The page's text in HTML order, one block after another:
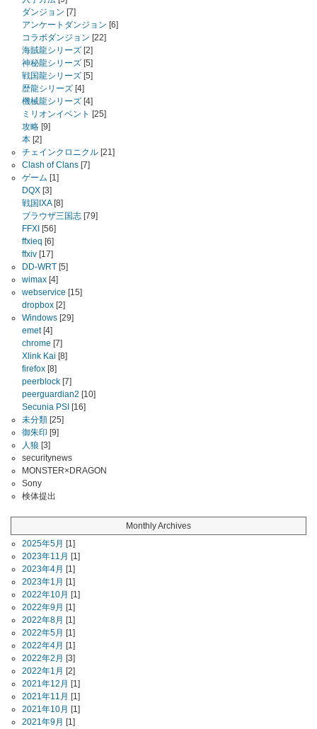
ダンジョン [7]
アンケートダンジョン [6]
コラボダンジョン [22]
海賊龍シリーズ [2]
神秘龍シリーズ [5]
戦国龍シリーズ [5]
歴龍シリーズ [4]
機械龍シリーズ [4]
ミリオンイベント [25]
攻略 [9]
本 [2]
チェインクロニクル [21]
Clash of Clans [7]
ゲーム [1]
DQX [3]
戦国IXA[8]
ブラウザ三国志 [79]
FFXI [56]
ffxieq [6]
ffxiv [17]
DD-WRT [5]
wimax [4]
webservice [15]
dropbox [2]
Windows [29]
emet[4]
chrome [7]
Xlink Kai [8]
firefox [8]
peerblock [7]
peerguardian2 [10]
Secunia PSI [16]
未分類 [25]
御朱印 [9]
人狼 [3]
securitynews
MONSTER×DRAGON
Sony
検体提出
Monthly Archives
2025年5月 [1]
2023年11月 [1]
2023年4月 [1]
2023年1月 [1]
2022年10月 [1]
2022年9月 [1]
2022年8月 [1]
2022年5月 [1]
2022年4月 [1]
2022年2月 [3]
2022年1月 [2]
2021年12月 [1]
2021年11月 [1]
2021年10月 [1]
2021年9月 [1]